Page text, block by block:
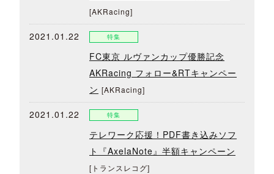
[AKRacing]
2021.01.22 特集
FC東京 ルヴァンカップ優勝記念
AKRacing フォロー&RTキャンペー
ン [AKRacing]
2021.01.22 特集
テレワーク応援！PDF書き込みソフ
ト『AxelaNote』半額キャンペーン
[トランスレコグ]